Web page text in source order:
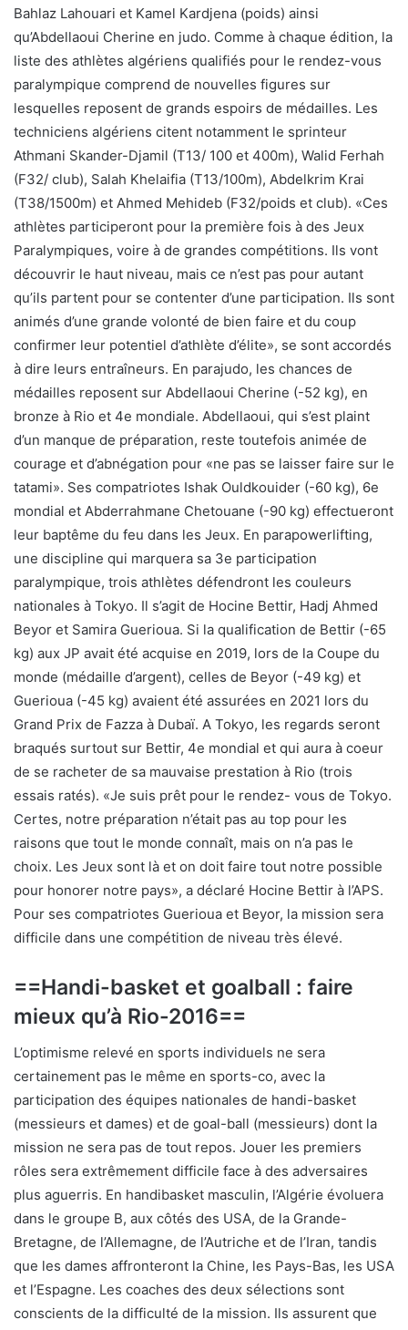
Bahlaz Lahouari et Kamel Kardjena (poids) ainsi
qu’Abdellaoui Cherine en judo. Comme à chaque édition, la
liste des athlètes algériens qualifiés pour le rendez-vous
paralympique comprend de nouvelles figures sur
lesquelles reposent de grands espoirs de médailles. Les
techniciens algériens citent notamment le sprinteur
Athmani Skander-Djamil (T13/ 100 et 400m), Walid Ferhah
(F32/ club), Salah Khelaifia (T13/100m), Abdelkrim Krai
(T38/1500m) et Ahmed Mehideb (F32/poids et club). «Ces
athlètes participeront pour la première fois à des Jeux
Paralympiques, voire à de grandes compétitions. Ils vont
découvrir le haut niveau, mais ce n’est pas pour autant
qu’ils partent pour se contenter d’une participation. Ils sont
animés d’une grande volonté de bien faire et du coup
confirmer leur potentiel d’athlète d’élite», se sont accordés
à dire leurs entraîneurs. En parajudo, les chances de
médailles reposent sur Abdellaoui Cherine (-52 kg), en
bronze à Rio et 4e mondiale. Abdellaoui, qui s’est plaint
d’un manque de préparation, reste toutefois animée de
courage et d’abnégation pour «ne pas se laisser faire sur le
tatami». Ses compatriotes Ishak Ouldkouider (-60 kg), 6e
mondial et Abderrahmane Chetouane (-90 kg) effectueront
leur baptême du feu dans les Jeux. En parapowerlifting,
une discipline qui marquera sa 3e participation
paralympique, trois athlètes défendront les couleurs
nationales à Tokyo. Il s’agit de Hocine Bettir, Hadj Ahmed
Beyor et Samira Guerioua. Si la qualification de Bettir (-65
kg) aux JP avait été acquise en 2019, lors de la Coupe du
monde (médaille d’argent), celles de Beyor (-49 kg) et
Guerioua (-45 kg) avaient été assurées en 2021 lors du
Grand Prix de Fazza à Dubaï. A Tokyo, les regards seront
braqués surtout sur Bettir, 4e mondial et qui aura à coeur
de se racheter de sa mauvaise prestation à Rio (trois
essais ratés). «Je suis prêt pour le rendez- vous de Tokyo.
Certes, notre préparation n’était pas au top pour les
raisons que tout le monde connaît, mais on n’a pas le
choix. Les Jeux sont là et on doit faire tout notre possible
pour honorer notre pays», a déclaré Hocine Bettir à l’APS.
Pour ses compatriotes Guerioua et Beyor, la mission sera
difficile dans une compétition de niveau très élevé.
==Handi-basket et goalball : faire
mieux qu’à Rio-2016==
L’optimisme relevé en sports individuels ne sera
certainement pas le même en sports-co, avec la
participation des équipes nationales de handi-basket
(messieurs et dames) et de goal-ball (messieurs) dont la
mission ne sera pas de tout repos. Jouer les premiers
rôles sera extrêmement difficile face à des adversaires
plus aguerris. En handibasket masculin, l’Algérie évoluera
dans le groupe B, aux côtés des USA, de la Grande-
Bretagne, de l’Allemagne, de l’Autriche et de l’Iran, tandis
que les dames affronteront la Chine, les Pays-Bas, les USA
et l’Espagne. Les coaches des deux sélections sont
conscients de la difficulté de la mission. Ils assurent que